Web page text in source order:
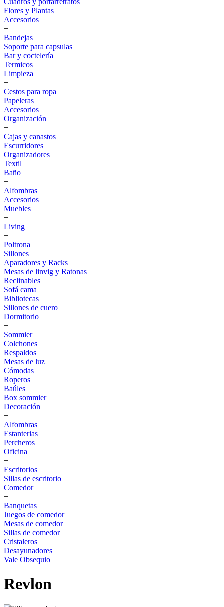
Cuadros y portarretratos
Flores y Plantas
Accesorios
+
Bandejas
Soporte para capsulas
Bar y coctelería
Termicos
Limpieza
+
Cestos para ropa
Papeleras
Accesorios
Organización
+
Cajas y canastos
Escurridores
Organizadores
Textil
Baño
+
Alfombras
Accesorios
Muebles
+
Living
+
Poltrona
Sillones
Aparadores y Racks
Mesas de linvig y Ratonas
Reclinables
Sofá cama
Bibliotecas
Sillones de cuero
Dormitorio
+
Sommier
Colchones
Respaldos
Mesas de luz
Cómodas
Roperos
Baúles
Box sommier
Decoración
+
Alfombras
Estanterias
Percheros
Oficina
+
Escritorios
Sillas de escritorio
Comedor
+
Banquetas
Juegos de comedor
Mesas de comedor
Sillas de comedor
Cristaleros
Desayunadores
Vale Obsequio
Revlon